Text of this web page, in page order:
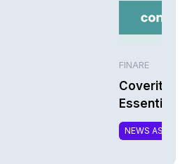
FINARE
Coverity
Essentiel
NEWS